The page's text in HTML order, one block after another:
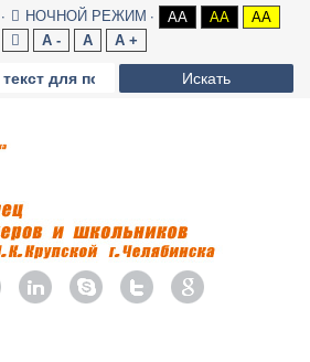
НОЧНОЙ РЕЖИМ AA AA
AA
A -
A A +
Искать